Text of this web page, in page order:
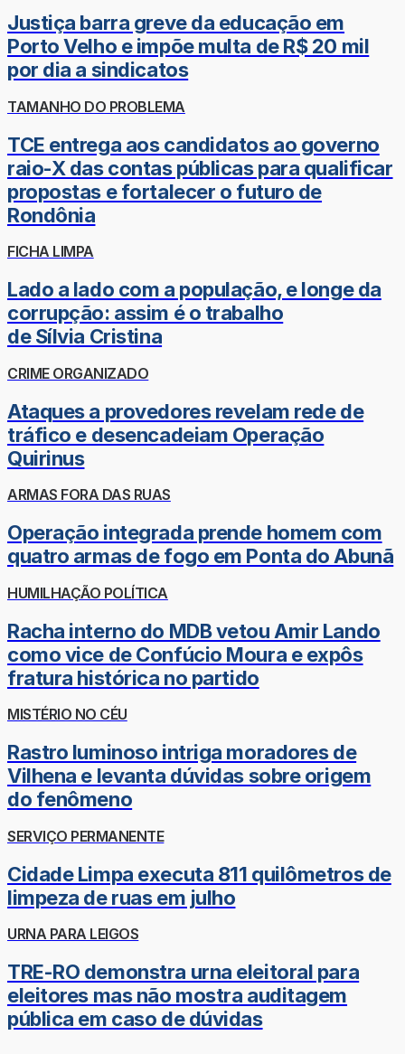
Justiça barra greve da educação em
Porto Velho e impõe multa de R$ 20 mil
por dia a sindicatos
TAMANHO DO PROBLEMA
TCE entrega aos candidatos ao governo
raio-X das contas públicas para qualificar
propostas e fortalecer o futuro de
Rondônia
FICHA LIMPA
Lado a lado com a população, e longe da
corrupção: assim é o trabalho
de Sílvia Cristina
CRIME ORGANIZADO
Ataques a provedores revelam rede de
tráfico e desencadeiam Operação
Quirinus
ARMAS FORA DAS RUAS
Operação integrada prende homem com
quatro armas de fogo em Ponta do Abunã
HUMILHAÇÃO POLÍTICA
Racha interno do MDB vetou Amir Lando
como vice de Confúcio Moura e expôs
fratura histórica no partido
MISTÉRIO NO CÉU
Rastro luminoso intriga moradores de
Vilhena e levanta dúvidas sobre origem
do fenômeno
SERVIÇO PERMANENTE
Cidade Limpa executa 811 quilômetros de
limpeza de ruas em julho
URNA PARA LEIGOS
TRE-RO demonstra urna eleitoral para
eleitores mas não mostra auditagem
pública em caso de dúvidas